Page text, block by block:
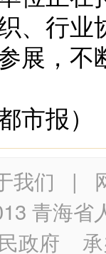
、行
展，
报）
我们 |
青海省
政府 承